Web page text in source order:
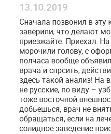
13.10.2019
Сначала позвонил в эту
заверили, что делают
приезжайте. Приехал.
морочили голову, с
полчаса вообще
врача и спрсить,
здесь такой анализ! На
не русские, по виду –
тоже восточной
добьешься, врач не
обращаться, если на
солидное заведение